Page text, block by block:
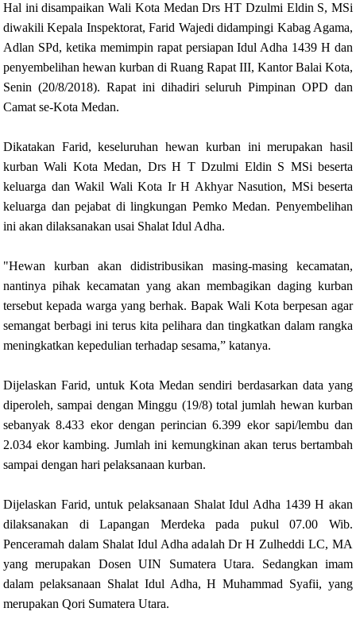
Hal ini disampaikan Wali Kota Medan Drs HT Dzulmi Eldin S, MSi
diwakili Kepala Inspektorat, Farid Wajedi didampingi Kabag Agama,
Adlan SPd, ketika memimpin rapat persiapan Idul Adha 1439 H dan
penyembelihan hewan kurban di Ruang Rapat III, Kantor Balai Kota,
Senin (20/8/2018). Rapat ini dihadiri seluruh Pimpinan OPD dan
Camat se-Kota Medan.
Dikatakan Farid, keseluruhan hewan kurban ini merupakan hasil
kurban Wali Kota Medan, Drs H T Dzulmi Eldin S MSi beserta
keluarga dan Wakil Wali Kota Ir H Akhyar Nasution, MSi beserta
keluarga dan pejabat di lingkungan Pemko Medan. Penyembelihan
ini akan dilaksanakan usai Shalat Idul Adha.
"Hewan kurban akan didistribusikan masing-masing kecamatan,
nantinya pihak kecamatan yang akan membagikan daging kurban
tersebut kepada warga yang berhak. Bapak Wali Kota berpesan agar
semangat berbagi ini terus kita pelihara dan tingkatkan dalam rangka
meningkatkan kepedulian terhadap sesama,” katanya.
Dijelaskan Farid, untuk Kota Medan sendiri berdasarkan data yang
diperoleh, sampai dengan Minggu (19/8) total jumlah hewan kurban
sebanyak 8.433 ekor dengan perincian 6.399 ekor sapi/lembu dan
2.034 ekor kambing. Jumlah ini kemungkinan akan terus bertambah
sampai dengan hari pelaksanaan kurban.
Dijelaskan Farid, untuk pelaksanaan Shalat Idul Adha 1439 H akan
dilaksanakan di Lapangan Merdeka pada pukul 07.00 Wib.
Penceramah dalam Shalat Idul Adha adalah Dr H Zulheddi LC, MA
yang merupakan Dosen UIN Sumatera Utara. Sedangkan imam
dalam pelaksanaan Shalat Idul Adha, H Muhammad Syafii, yang
merupakan Qori Sumatera Utara.